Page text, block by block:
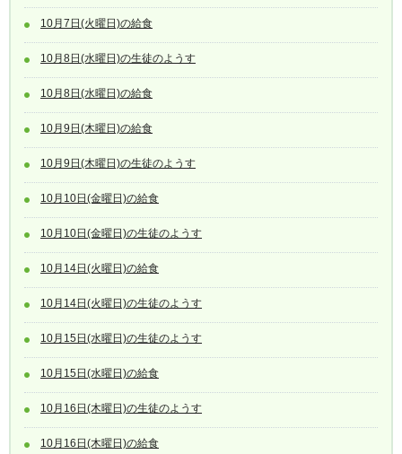
10月7日(火曜日)の給食
10月8日(水曜日)の生徒のようす
10月8日(水曜日)の給食
10月9日(木曜日)の給食
10月9日(木曜日)の生徒のようす
10月10日(金曜日)の給食
10月10日(金曜日)の生徒のようす
10月14日(火曜日)の給食
10月14日(火曜日)の生徒のようす
10月15日(水曜日)の生徒のようす
10月15日(水曜日)の給食
10月16日(木曜日)の生徒のようす
10月16日(木曜日)の給食